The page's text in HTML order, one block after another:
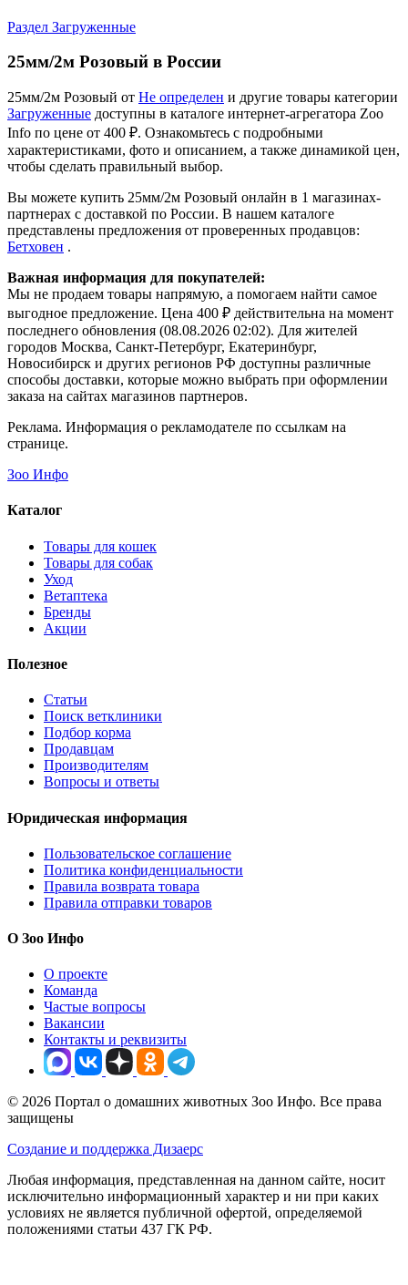
Раздел Загруженные
25мм/2м Розовый в России
25мм/2м Розовый от Не определен и другие товары категории
Загруженные доступны в каталоге интернет-агрегатора Zoo
Info по цене от 400 ₽. Ознакомьтесь с подробными
характеристиками, фото и описанием, а также динамикой цен,
чтобы сделать правильный выбор.
Вы можете купить 25мм/2м Розовый онлайн в 1 магазинах-
партнерах с доставкой по России. В нашем каталоге
представлены предложения от проверенных продавцов:
Бетховен .
Важная информация для покупателей:
Мы не продаем товары напрямую, а помогаем найти самое
выгодное предложение. Цена 400 ₽ действительна на момент
последнего обновления (08.08.2026 02:02). Для жителей
городов Москва, Санкт-Петербург, Екатеринбург,
Новосибирск и других регионов РФ доступны различные
способы доставки, которые можно выбрать при оформлении
заказа на сайтах магазинов партнеров.
Реклама. Информация о рекламодателе по ссылкам на
странице.
Зоо Инфо
Каталог
Товары для кошек
Товары для собак
Уход
Ветаптека
Бренды
Акции
Полезное
Статьи
Поиск ветклиники
Подбор корма
Продавцам
Производителям
Вопросы и ответы
Юридическая информация
Пользовательское соглашение
Политика конфиденциальности
Правила возврата товара
Правила отправки товаров
О Зоо Инфо
О проекте
Команда
Частые вопросы
Вакансии
Контакты и реквизиты
© 2026 Портал о домашних животных Зоо Инфо. Все права
защищены
Создание и поддержка Дизаерс
Любая информация, представленная на данном сайте, носит
исключительно информационный характер и ни при каких
условиях не является публичной офертой, определяемой
положениями статьи 437 ГК РФ.